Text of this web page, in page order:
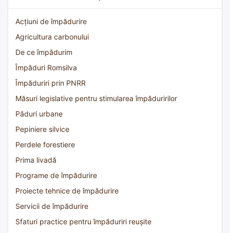
Acțiuni de împădurire
Agricultura carbonului
De ce împădurim
Împăduri Romsilva
Împăduriri prin PNRR
Măsuri legislative pentru stimularea împăduririlor
Păduri urbane
Pepiniere silvice
Perdele forestiere
Prima livadă
Programe de împădurire
Proiecte tehnice de împădurire
Servicii de împădurire
Sfaturi practice pentru împăduriri reușite